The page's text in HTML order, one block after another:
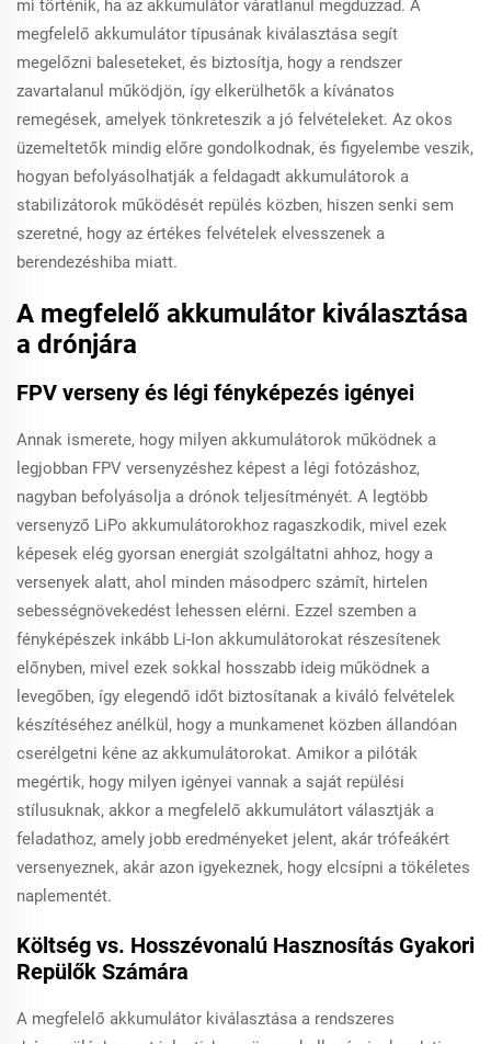
mi történik, ha az akkumulátor váratlanul megduzzad. A
megfelelő akkumulátor típusának kiválasztása segít
megelőzni baleseteket, és biztosítja, hogy a rendszer
zavartalanul működjön, így elkerülhetők a kívánatos
remegések, amelyek tönkreteszik a jó felvételeket. Az okos
üzemeltetők mindig előre gondolkodnak, és figyelembe veszik,
hogyan befolyásolhatják a feldagadt akkumulátorok a
stabilizátorok működését repülés közben, hiszen senki sem
szeretné, hogy az értékes felvételek elvesszenek a
berendezéshiba miatt.
A megfelelő akkumulátor kiválasztása
a drónjára
FPV verseny és légi fényképezés igényei
Annak ismerete, hogy milyen akkumulátorok működnek a
legjobban FPV versenyzéshez képest a légi fotózáshoz,
nagyban befolyásolja a drónok teljesítményét. A legtöbb
versenyző LiPo akkumulátorokhoz ragaszkodik, mivel ezek
képesek elég gyorsan energiát szolgáltatni ahhoz, hogy a
versenyek alatt, ahol minden másodperc számít, hirtelen
sebességnövekedést lehessen elérni. Ezzel szemben a
fényképészek inkább Li-Ion akkumulátorokat részesítenek
előnyben, mivel ezek sokkal hosszabb ideig működnek a
levegőben, így elegendő időt biztosítanak a kiváló felvételek
készítéséhez anélkül, hogy a munkamenet közben állandóan
cserélgetni kéne az akkumulátorokat. Amikor a pilóták
megértik, hogy milyen igényei vannak a saját repülési
stílusuknak, akkor a megfelelő akkumulátort választják a
feladathoz, amely jobb eredményeket jelent, akár trófeákért
versenyeznek, akár azon igyekeznek, hogy elcsípni a tökéletes
naplementét.
Költség vs. Hosszévonalú Hasznosítás Gyakori
Repülők Számára
A megfelelő akkumulátor kiválasztása a rendszeres